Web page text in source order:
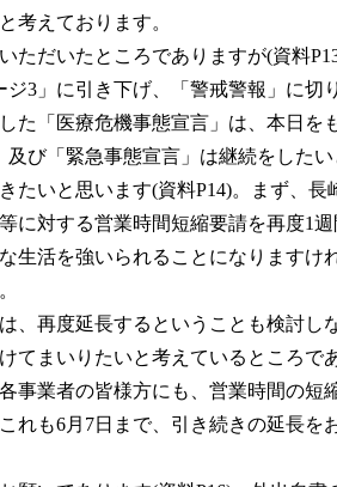
考えております。
だいたところでありますが(資料
3」に引き下げ、「警戒警報」に切
た「医療危機事態宣言」は、本日を
び「緊急事態宣言」は継続をしたい
いと思います(資料P14)。まず、長
に対する営業時間短縮要請を再度1
生活を強いられることになりますけ
再度延長するということも検討し
てまいりたいと考えているところで
事業者の皆様方にも、営業時間の短
れも6月7日まで、引き続きの延長を